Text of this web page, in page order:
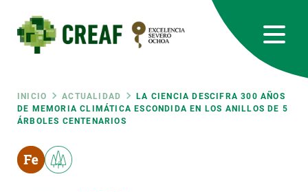
contenido
principal
Ruta
de
INICIO ACTUALIDAD
LA CIENCIA DESCIFRA 300 AÑOS
DE MEMORIA CLIMÁTICA ESCONDIDA EN LOS ANILLOS DE 5
ÁRBOLES CENTENARIOS
RRSS
Featured
responsive